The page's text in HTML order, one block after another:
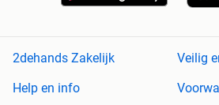
2dehands Zakelijk
Veilig
Help en info